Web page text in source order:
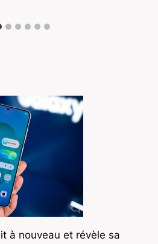
à nouveau et révèle sa